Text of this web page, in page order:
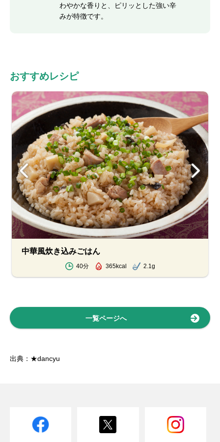
わやかな香りと、ピリッとした強い辛
みが特徴です。
おすすめレシピ
中華風炊き込みごはん
40分 365kcal 2.1g
一覧ページへ
出典：★dancyu